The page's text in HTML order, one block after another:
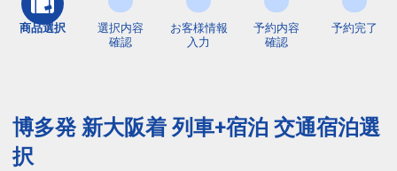
商品選択
選択内容
確認
お客様情報
入力
予約内容
確認
予約完了
博多発 新大阪着 列車+宿泊 交通宿泊選
択